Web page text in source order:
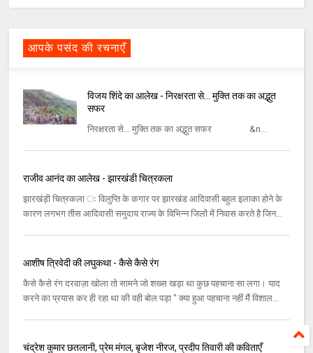
आपके पसंद की रचनाएँ
विजय शिंदे का आलेख - निरक्षरता से... मुक्ति तक का अद्भुत
सफर
निरक्षरता से... मुक्ति तक का अद्भुत सफर &n...
राजीव आनंद का आलेख - झारखंडी चित्रकला
झारखंड़ी चित्रकला ः विलुप्‍ति के कगार पर झारखंड आदिवासी बहुल इलाका होने के
कारण लगभग तीस आदिवासी समुदाय राज्‍य के विभिन्‍न जिलों में निवास करते है जिन...
आशीष त्रिवेदी की लघुकथा - कैसे कैसे रंग
कैसे कैसे रंग दरवाज़ा खोला तो सामने जो शख्स खड़ा था कुछ पहचाना सा लगा। याद
करने का प्रयास कर ही रहा था की वही बोल पड़ा " क्या हुआ पहचाना नहीं मैं विशाल...
चंद्रेश कुमार छतलानी, प्रेम मंगल, बृजेश नीरज, प्रदीप तिवारी की कविताएँ